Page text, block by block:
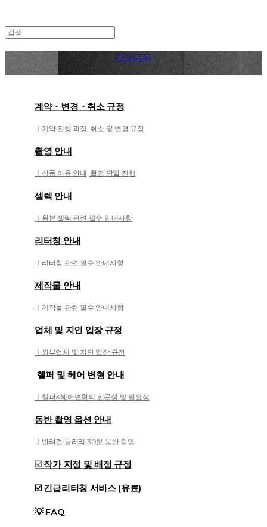
PROCESS
계약・변경 ・취소 규정
ㅣ계약 진행 과정, 취소 및 변경 규정
촬영 안내
ㅣ상품 이용 안내, 촬영 당일 진행
셀렉 안내
ㅣ원본 셀렉 관련 필수 안내사항
리터칭 안내
ㅣ리터칭 관련 필수 안내사항
제작물 안내
ㅣ제작물 관련 필수 안내사항
업체 및 지인 입장 규정
ㅣ외부업체 및 지인 입장 규정
헬퍼 및 헤어 변형 안내
ㅣ헬퍼&헤어변형의 전문성 및 필요성
동반 촬영 옵션 안내
ㅣ반려견·들러리 30분 동반 촬영
☑️작가 지정 및 배정 규정
☑️ 긴급리터칭 서비스 (유료)
💡 FAQ